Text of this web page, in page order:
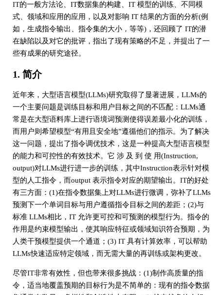
IT的一般方法论、IT数据集的构建、IT 模型的训练、不同模
式、领域和应用的应用，以及对影响 IT 结果的方面的分析(例
如，生成指令输出、指令集的大小，等等)，还回顾了 IT的潜
在缺陷以及对它的批评，指出了现有策略的不足，并提出了一
些有成果的研究途径。
1. 简介
近年来，大型语言模型(LLMs)研究取得了显著进展，LLMs的
一个主要问题是训练目标和用户目标之间的不匹配：LLMs通
常是在大型语料库上进行语境词预测使得误差最小化的训练，
而用户则希望模型“有用且安全地”遵循他们的指示。为了解决
这一问题，提出了指令调优技术，这是一种提高大型语言模型
的能力和可控性的有效技术。它 涉 及 到 使 用(Instruction,
output)对LLMs进行进一步的训练，其中Instruction表示针对模
型的人工指令，而output 表示指令对应的期望输出。IT的好处
有三方面：(1)在指令数据集上对LLMs进行微调，弥补了LLMs
预测下一个单词目标与用户遵循指令目标之间的差距；(2)与
标准 LLMs相比，IT 允许更可控和可预测的模型行为。指令的
作用是约束模型输出，使其响应特征或领域知识符合预期，为
人类干预模型提供一个通道；(3) IT 具有计算效率，可以帮助
LLMs快速适应特定领域，而无需大量的再训练或架构更改。
尽管IT非常有效性，但也带来很多挑战：(1)制作高质量的指
令，适当地覆盖预期的目标行为是不简单的：现有的指令数据